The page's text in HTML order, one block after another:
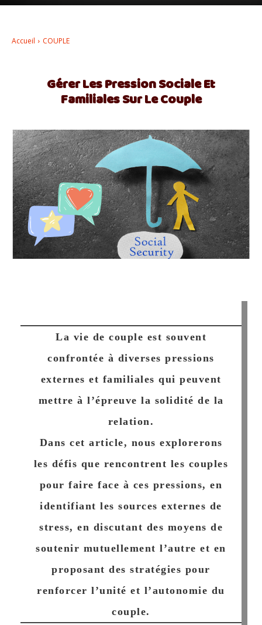
Accueil COUPLE
Gérer Les Pression Sociale Et
Familiales Sur Le Couple
La vie de couple est souvent
confrontée à diverses pressions
externes et familiales qui peuvent
mettre à l’épreuve la solidité de la
relation.
Dans cet article, nous explorerons
les défis que rencontrent les couples
pour faire face à ces pressions, en
identifiant les sources externes de
stress, en discutant des moyens de
soutenir mutuellement l’autre et en
proposant des stratégies pour
renforcer l’unité et l’autonomie du
couple.